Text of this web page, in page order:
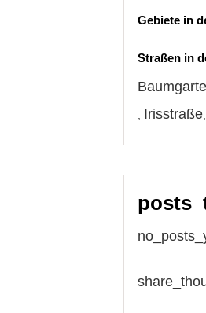
Gebiete in
Straßen in
Irisstraße